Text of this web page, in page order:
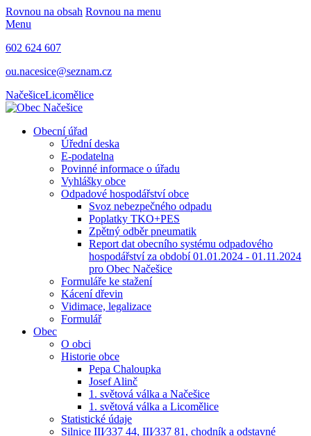
Rovnou na obsah Rovnou na menu
Menu
602 624 607
ou.nacesice@seznam.cz
NačešiceLicomělice
Obecní úřad
Úřední deska
E-podatelna
Povinné informace o úřadu
Vyhlášky obce
Odpadové hospodářství obce
Svoz nebezpečného odpadu
Poplatky TKO+PES
Zpětný odběr pneumatik
Report dat obecního systému odpadového
hospodářství za období 01.01.2024 - 01.11.2024
pro Obec Načešice
Formuláře ke stažení
Kácení dřevin
Vidimace, legalizace
Formulář
Obec
O obci
Historie obce
Pepa Chaloupka
Josef Alinč
1. světová válka a Načešice
1. světová válka a Licomělice
Statistické údaje
Silnice III⁄337 44, III⁄337 81, chodník a odstavné